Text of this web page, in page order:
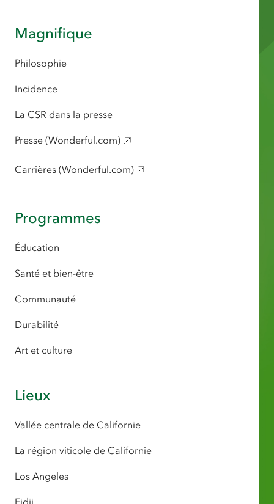
Magnifique
Philosophie
Incidence
La CSR dans la presse
Presse (Wonderful.com)
Carrières (Wonderful.com)
Programmes
Éducation
Santé et bien-être
Communauté
Durabilité
Art et culture
Lieux
Vallée centrale de Californie
La région viticole de Californie
Los Angeles